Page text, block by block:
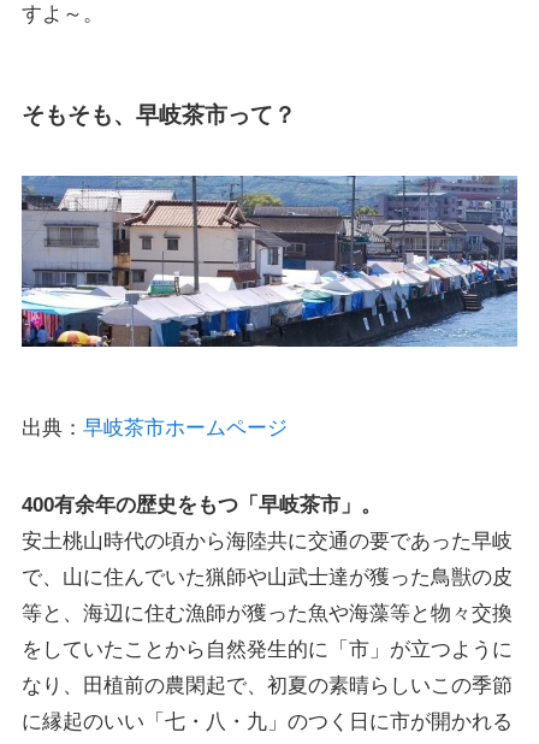
すよ～。
そもそも、早岐茶市って？
出典： 早岐茶市ホームページ
400有余年の歴史をもつ「早岐茶市」。
安土桃山時代の頃から海陸共に交通の要であった早岐
で、山に住んでいた猟師や山武士達が獲った鳥獣の皮
等と、海辺に住む漁師が獲った魚や海藻等と物々交換
をしていたことから自然発生的に「市」が立つように
なり、田植前の農閑起で、初夏の素晴らしいこの季節
に縁起のいい「七・八・九」のつく日に市が開かれる